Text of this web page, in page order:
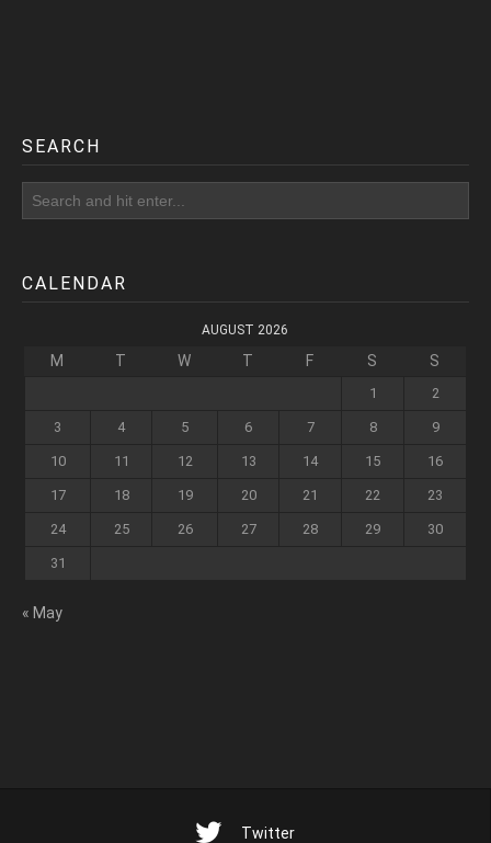
SEARCH
CALENDAR
AUGUST 2026
M T W T F S S
1 2
3 4 5 6 7 8 9
10 11 12 13 14 15 16
17 18 19 20 21 22 23
24 25 26 27 28 29 30
31
« May
Twitter